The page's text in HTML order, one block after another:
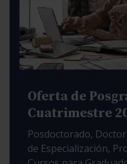
Oferta de
Cuatrimestre
Posdoctorado,
de Especialización,